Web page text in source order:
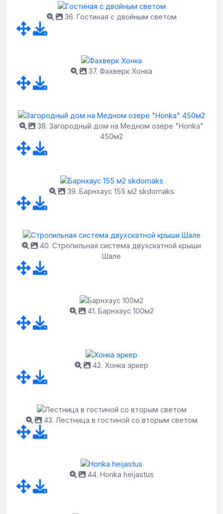
36. Гостиная с двойным светом
37. Фахверк Хонка
38. Загородный дом на Медном озере "Honka"
450м2
39. Барнхаус 155 м2 skdomaks
40. Стропильная система двухскатной крыши
Шале
41. Барнхаус 100м2
42. Хонка эркер
43. Лестница в гостиной со вторым светом
44. Honka heijastus